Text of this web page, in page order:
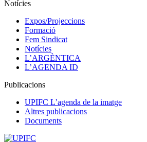
Notícies
Expos/Projeccions
Formació
Fem Sindicat
Notícies
L’ARGÈNTICA
L’AGENDA ID
Publicacions
UPIFC L’agenda de la imatge
Altres publicacions
Documents